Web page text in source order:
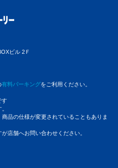
ビル 2Ｆ
有料パーキングをご利用ください。
す
品の仕様が変更されていることもありま
店舗へお問い合わせください。